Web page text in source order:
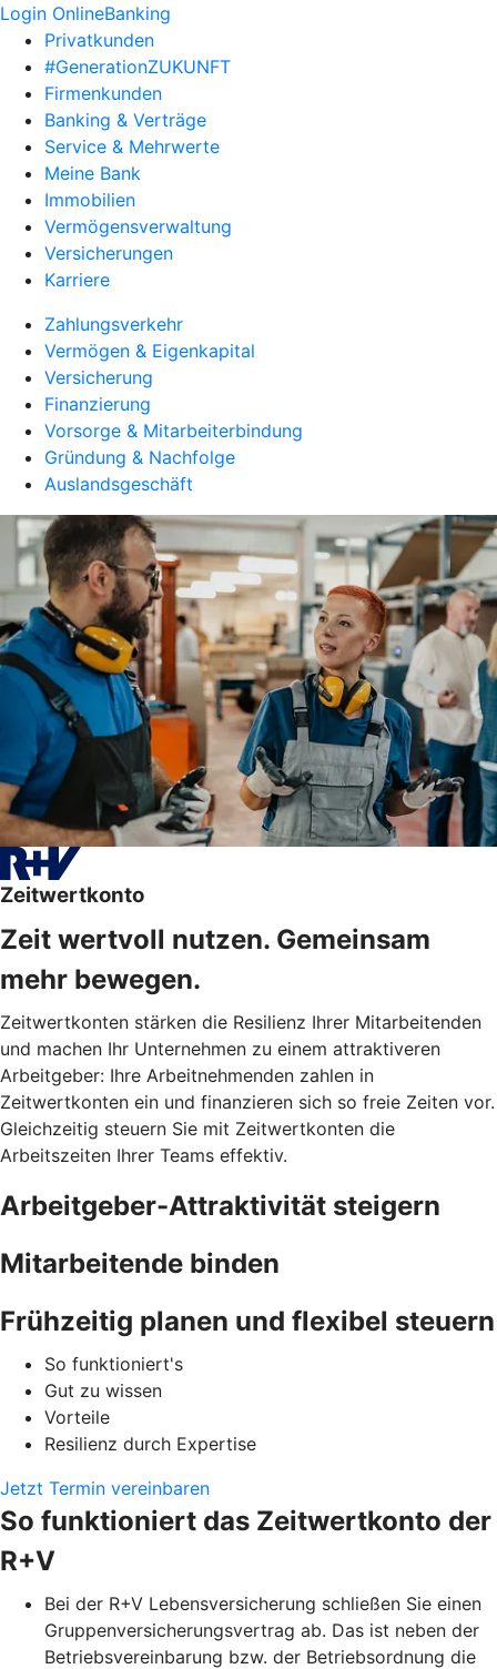
Login OnlineBanking
Privatkunden
#GenerationZUKUNFT
Firmenkunden
Banking & Verträge
Service & Mehrwerte
Meine Bank
Immobilien
Vermögensverwaltung
Versicherungen
Karriere
Zahlungsverkehr
Vermögen & Eigenkapital
Versicherung
Finanzierung
Vorsorge & Mitarbeiterbindung
Gründung & Nachfolge
Auslandsgeschäft
Zeitwertkonto
Zeit wertvoll nutzen. Gemeinsam
mehr bewegen.
Zeitwertkonten stärken die Resilienz Ihrer Mitarbeitenden
und machen Ihr Unternehmen zu einem attraktiveren
Arbeitgeber: Ihre Arbeitnehmenden zahlen in
Zeitwertkonten ein und finanzieren sich so freie Zeiten vor.
Gleichzeitig steuern Sie mit Zeitwertkonten die
Arbeitszeiten Ihrer Teams effektiv.
Arbeitgeber-Attraktivität steigern
Mitarbeitende binden
Frühzeitig planen und flexibel steuern
So funktioniert's
Gut zu wissen
Vorteile
Resilienz durch Expertise
Jetzt Termin vereinbaren
So funktioniert das Zeitwertkonto der
R+V
Bei der R+V Lebensversicherung schließen Sie einen
Gruppenversicherungsvertrag ab. Das ist neben der
Betriebsvereinbarung bzw. der Betriebsordnung die